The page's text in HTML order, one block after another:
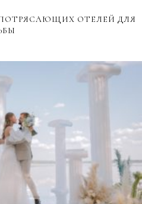
ОТЕЛЕЙ ДЛЯ